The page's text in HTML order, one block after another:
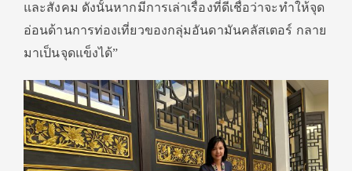
และสังคม ดังนั้นหากมีการเล่าเรื่องที่ดีเชื่อว่าจะทำให้จุด
อ่อนด้านการท่องเที่ยวของกลุ่มอันดามันคลัสเตอร์ กลาย
มาเป็นจุดแข็งได้”